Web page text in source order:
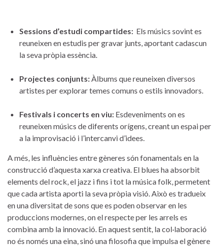
Sessions ⁣d’estudi compartides: ‍ Els músics sovint es⁣
reuneixen en estudis⁢ per gravar junts, aportant cadascun
la seva pròpia essència.
Projectes ‌conjunts:Àlbums que reuneixen ⁢diversos⁤
artistes per explorar temes comuns o ​estils ‍innovadors.
Festivals ⁤i concerts en viu: Esdeveniments⁢ on es
reuneixen músics de diferents orígens, creant un espai per⁤
a la improvisació i l’intercanvi ⁤d’idees.
A⁢ més, ⁢les influències entre gèneres són fonamentals en la
construcció d’aquesta xarxa creativa. El blues ha absorbit
elements del rock, el jazz⁣ i ‍fins i tot la música folk, permetent​
que cada artista aporti la⁣ seva⁤ pròpia visió.⁢ Això es tradueix
en una diversitat de sons que es ⁣poden observar en les
produccions modernes, on el respecte ⁣per les arrels⁤ es
combina amb la innovació.⁢ En aquest sentit, ‍la⁣ col·laboració
no és només una eina, sinó una ⁣filosofia que impulsa el gènere